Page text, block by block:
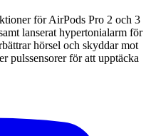
för AirPods Pro 2 och 3
lanserat hypertonialarm för
hörsel och skyddar mot
pulssensorer för att upptäcka